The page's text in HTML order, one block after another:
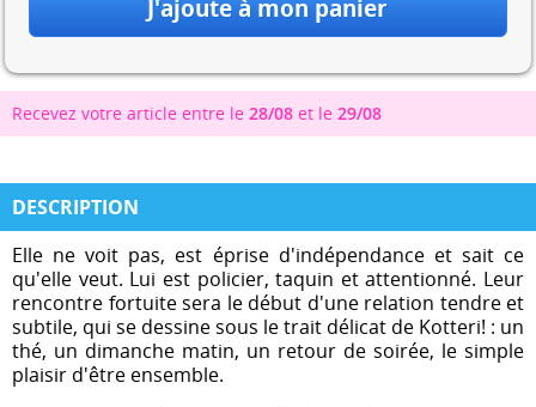
Recevez votre article entre le 28/08 et le 29/08
DESCRIPTION
Elle ne voit pas, est éprise d'indépendance et sait ce
qu'elle veut. Lui est policier, taquin et attentionné. Leur
rencontre fortuite sera le début d'une relation tendre et
subtile, qui se dessine sous le trait délicat de Kotteri! : un
thé, un dimanche matin, un retour de soirée, le simple
plaisir d'être ensemble.